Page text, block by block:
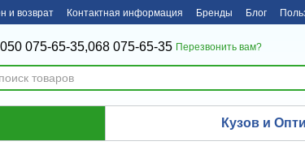
и возврат Контактная информация Бренды Блог
050 075-65-35,068 075-65-35 Перезвонить вам?
Кузов и